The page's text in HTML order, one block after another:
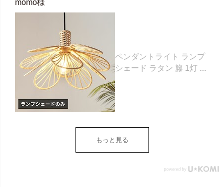
momo様
ペンダントライト ランプ
シェード ラタン 籐 1灯 口
ダント ライト ランプ オブ
ジェ フラワーモチーフ お
もっと見る